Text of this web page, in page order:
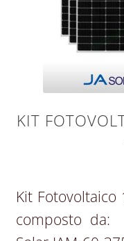
KIT
Kit Fotovoltaico
composto da: